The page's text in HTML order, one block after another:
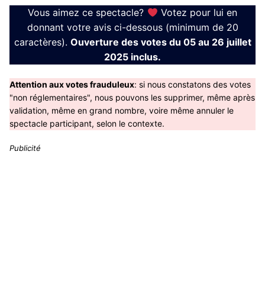
Vous aimez ce spectacle?
Votez pour lui en
donnant votre avis ci-dessous (minimum de 20
caractères). Ouverture des votes du 05 au 26 juillet
2025 inclus.
Attention aux votes frauduleux: si nous constatons des votes
"non réglementaires", nous pouvons les supprimer, même après
validation, même en grand nombre, voire même annuler le
spectacle participant, selon le contexte.
Publicité